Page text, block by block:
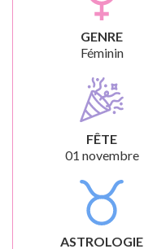
GENRE
Féminin
FÊTE
01 novembre
ASTROLOGIE